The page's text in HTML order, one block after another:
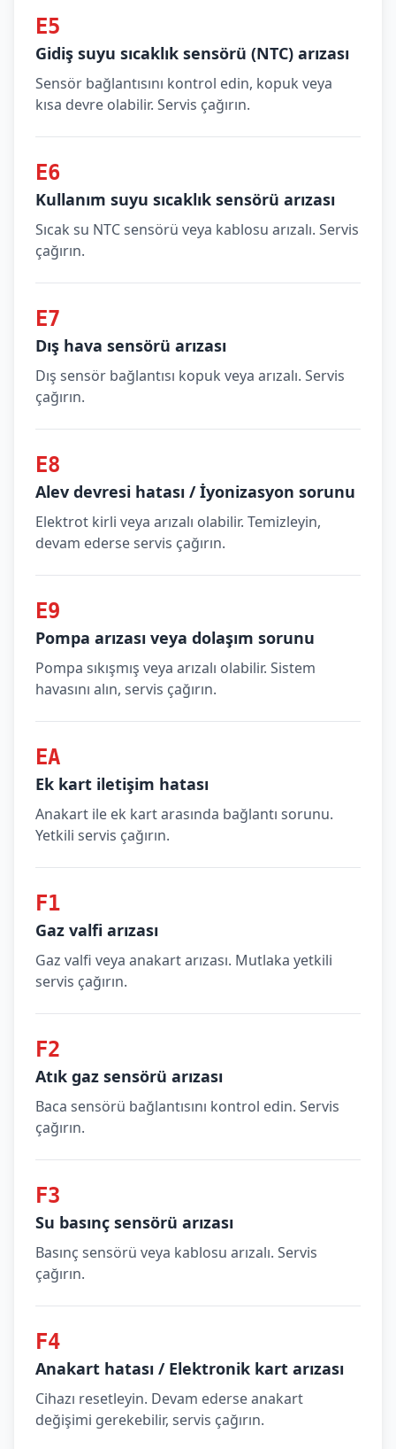
E5
Gidiş suyu sıcaklık sensörü (NTC) arızası
Sensör bağlantısını kontrol edin, kopuk veya
kısa devre olabilir. Servis çağırın.
E6
Kullanım suyu sıcaklık sensörü arızası
Sıcak su NTC sensörü veya kablosu arızalı. Servis
çağırın.
E7
Dış hava sensörü arızası
Dış sensör bağlantısı kopuk veya arızalı. Servis
çağırın.
E8
Alev devresi hatası / İyonizasyon sorunu
Elektrot kirli veya arızalı olabilir. Temizleyin,
devam ederse servis çağırın.
E9
Pompa arızası veya dolaşım sorunu
Pompa sıkışmış veya arızalı olabilir. Sistem
havasını alın, servis çağırın.
EA
Ek kart iletişim hatası
Anakart ile ek kart arasında bağlantı sorunu.
Yetkili servis çağırın.
F1
Gaz valfi arızası
Gaz valfi veya anakart arızası. Mutlaka yetkili
servis çağırın.
F2
Atık gaz sensörü arızası
Baca sensörü bağlantısını kontrol edin. Servis
çağırın.
F3
Su basınç sensörü arızası
Basınç sensörü veya kablosu arızalı. Servis
çağırın.
F4
Anakart hatası / Elektronik kart arızası
Cihazı resetleyin. Devam ederse anakart
değişimi gerekebilir, servis çağırın.